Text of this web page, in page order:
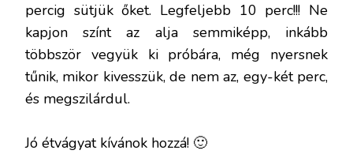
percig sütjük őket. Legfeljebb 10 perc!!! Ne
kapjon színt az alja semmiképp, inkább
többször vegyük ki próbára, még nyersnek
tűnik, mikor kivesszük, de nem az, egy-két perc,
és megszilárdul.
Jó étvágyat kívánok hozzá! 🙂